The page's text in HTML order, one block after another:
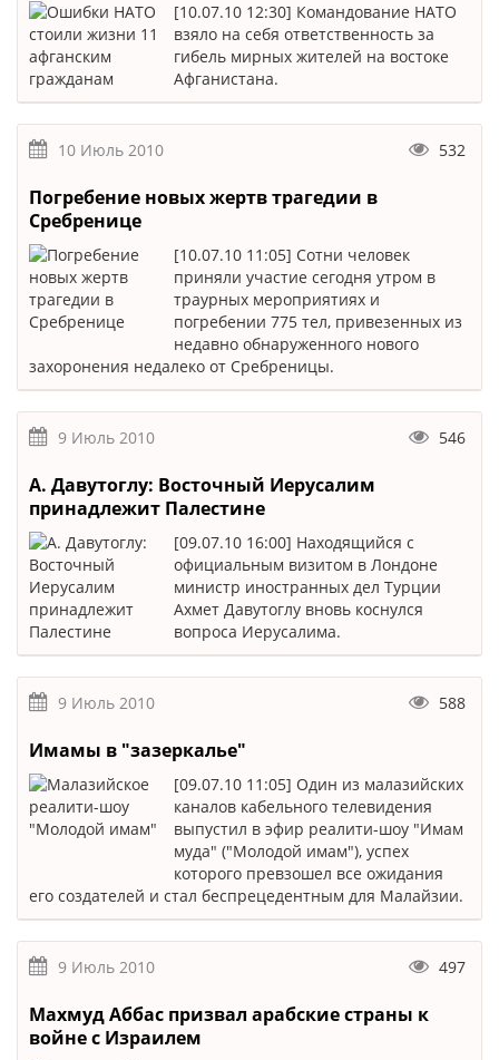
[10.07.10 12:30] Командование НАТО
взяло на себя ответственность за
гибель мирных жителей на востоке
Афганистана.
10 Июль 2010 532
Погребение новых жертв трагедии в
Сребренице
[10.07.10 11:05] Сотни человек
приняли участие сегодня утром в
траурных мероприятиях и
погребении 775 тел, привезенных из
недавно обнаруженного нового
захоронения недалеко от Сребреницы.
9 Июль 2010 546
А. Давутоглу: Восточный Иерусалим
принадлежит Палестине
[09.07.10 16:00] Находящийся с
официальным визитом в Лондоне
министр иностранных дел Турции
Ахмет Давутоглу вновь коснулся
вопроса Иерусалима.
9 Июль 2010 588
Имамы в "зазеркалье"
[09.07.10 11:05] Один из малазийских
каналов кабельного телевидения
выпустил в эфир реалити-шоу "Имам
муда" ("Молодой имам"), успех
которого превзошел все ожидания
его создателей и стал беспрецедентным для Малайзии.
9 Июль 2010 497
Махмуд Аббас призвал арабские страны к
войне с Израилем